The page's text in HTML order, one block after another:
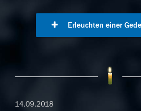
Erleuchten einer
14.09.2018